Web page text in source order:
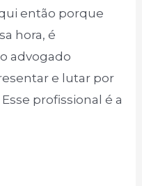
então porque
hora, é
advogado
e lutar por
profissional é a